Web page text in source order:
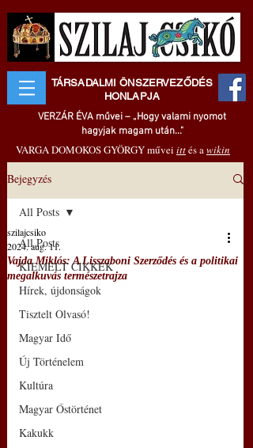
TÁRSADALMI ÖNSZERVEZŐDÉS
HONLAPJA
VERZÁR ÉVA művei – „Hogy valami nyomot
hagyjak magam után..."
VARGA DOMOKOS GYÖRGY művei ittés awikin
Bejegyzés
All Posts
KIEMELT CIKKEK
Hírek, újdonságok
Tisztelt Olvasó!
Magyar Idő
Új Történelem
Kultúra
Magyar Őstörténet
Kakukk
All Posts
Vajda Miklós: A Lisszaboni Szerződés és a politikai
megalkuvás természetrajza
szilajcsiko
2024. aug. 11.